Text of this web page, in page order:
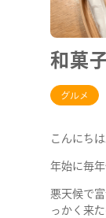
和菓
グルメ
こんにちは
年始に毎
悪天候で
っかく来